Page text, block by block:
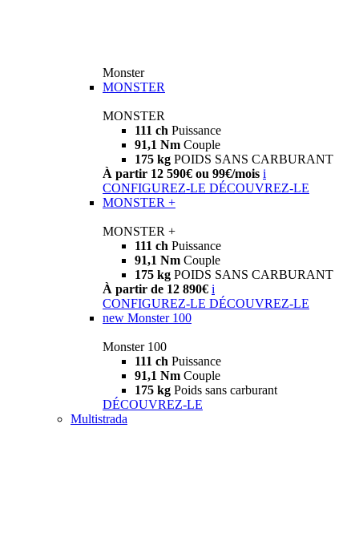
Monster
MONSTER
MONSTER
111 ch Puissance
91,1 Nm Couple
175 kg POIDS SANS CARBURANT
À partir 12 590€ ou 99€/mois i
CONFIGUREZ-LE DÉCOUVREZ-LE
MONSTER +
MONSTER +
111 ch Puissance
91,1 Nm Couple
175 kg POIDS SANS CARBURANT
À partir de 12 890€ i
CONFIGUREZ-LE DÉCOUVREZ-LE
new Monster 100
Monster 100
111 ch Puissance
91,1 Nm Couple
175 kg Poids sans carburant
DÉCOUVREZ-LE
Multistrada